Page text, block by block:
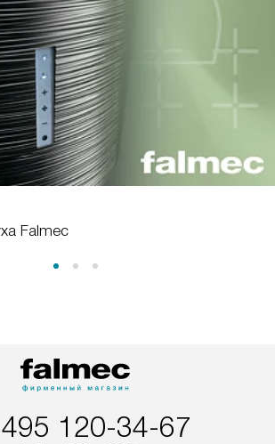
Falmec
120-34-67